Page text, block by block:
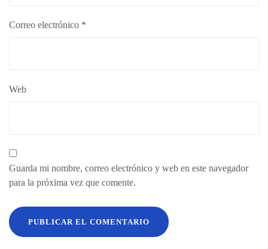
Correo electrónico *
Web
Guarda mi nombre, correo electrónico y web en este navegador
para la próxima vez que comente.